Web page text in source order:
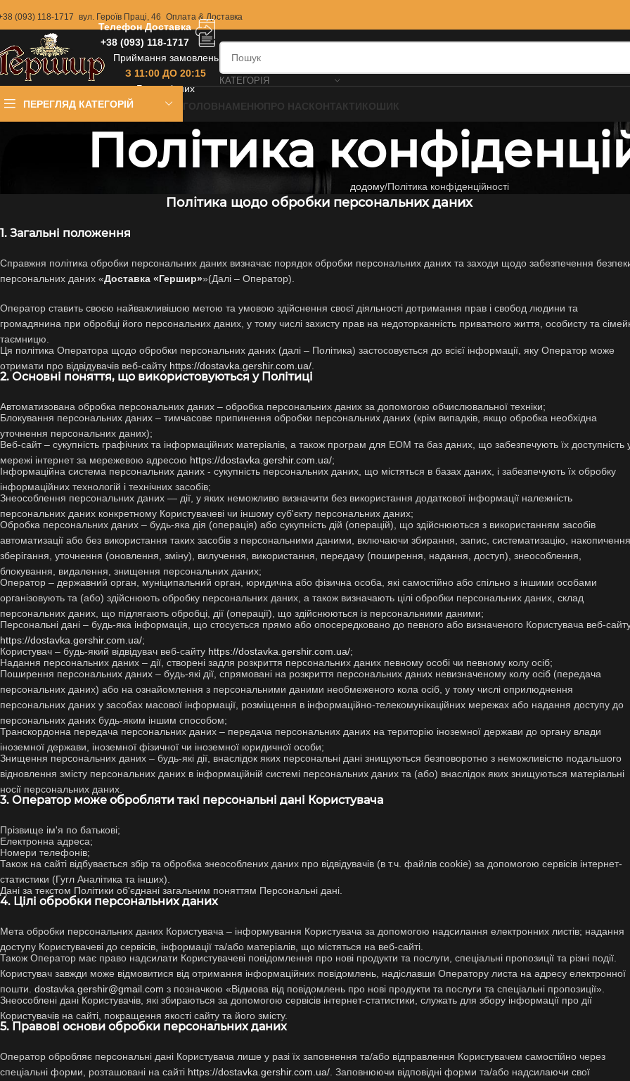
(093) 118-1717 вул. Героїв Праці, 46 Оплата & Доставка
Телефон Доставка
+38 (093) 118-1717
Приймання замовлень
З 11:00 ДО 20:15
Без вихідних
КАТЕГОРІЯ
ПЕРЕГЛЯД КАТЕГОРІЙ ГОЛОВНАМЕНЮПРО НАСКОНТАКТИКОШИК
Політика
додому Політика конфіденційності
Політика щодо обробки персональних даних
1. Загальні положення
Справжня політика обробки персональних даних визначає порядок обробки персональних даних та заходи щодо забезпечення
персональних даних «Доставка «Гершир»»(Далі – Оператор).
Оператор ставить своєю найважливішою метою та умовою здійснення своєї діяльності дотримання прав і свобод людини та
громадянина при обробці його персональних даних, у тому числі захисту прав на недоторканність приватного життя, особисту та
таємницю.
Ця політика Оператора щодо обробки персональних даних (далі – Політика) застосовується до всієї інформації, яку Оператор може
отримати про відвідувачів веб-сайту https://dostavka.gershir.com.ua/
2. Основні поняття, що використовуються у Політиці
Автоматизована обробка персональних даних – обробка персональних даних за допомогою обчислювальної техніки;
Блокування персональних даних – тимчасове припинення обробки персональних даних (крім випадків, якщо обробка необхідна
уточнення персональних даних);
Веб-сайт – сукупність графічних та інформаційних матеріалів, а також програм для ЕОМ та баз даних, що забезпечують їх доступність
мережі інтернет за мережевою адресою https://dostavka.gershir.com.ua/;
Інформаційна система персональних даних - сукупність персональних даних, що містяться в базах даних, і забезпечують їх обробку
інформаційних технологій і технічних засобів;
Знеособлення персональних даних — дії, у яких неможливо визначити без використання додаткової інформації належність
персональних даних конкретному Користувачеві чи іншому суб'єкту персональних даних;
Обробка персональних даних – будь-яка дія (операція) або сукупність дій (операцій), що здійснюються з використанням засобів
автоматизації або без використання таких засобів з персональними даними, включаючи збирання, запис, систематизацію, накопичення,
зберігання, уточнення (оновлення, зміну), вилучення, використання, передачу (поширення, надання, доступ), знеособлення,
блокування, видалення, знищення персональних даних;
Оператор – державний орган, муніципальний орган, юридична або фізична особа, які самостійно або спільно з іншими особами
організовують та (або) здійснюють обробку персональних даних, а також визначають цілі обробки персональних даних, склад
персональних даних, що підлягають обробці, дії (операції), що здійснюються із персональними даними;
Персональні дані – будь-яка інформація, що стосується прямо або опосередковано до певного або визначеного Користувача веб-
https://dostavka.gershir.com.ua/;
Користувач – будь-який відвідувач веб-сайту https://dostavka.gershir.com.ua/;
Надання персональних даних – дії, створені задля розкриття персональних даних певному особі чи певному колу осіб;
Поширення персональних даних – будь-які дії, спрямовані на розкриття персональних даних невизначеному колу осіб (передача
персональних даних) або на ознайомлення з персональними даними необмеженого кола осіб, у тому числі оприлюднення
персональних даних у засобах масової інформації, розміщення в інформаційно-телекомунікаційних мережах або надання доступу до
персональних даних будь-яким іншим способом;
Транскордонна передача персональних даних – передача персональних даних на територію іноземної держави до органу влади
іноземної держави, іноземної фізичної чи іноземної юридичної особи;
Знищення персональних даних – будь-які дії, внаслідок яких персональні дані знищуються безповоротно з неможливістю подальшого
відновлення змісту персональних даних в інформаційній системі персональних даних та (або) внаслідок яких знищуються матеріальні
носії персональних даних.
3. Оператор може обробляти такі персональні дані Користувача
Прізвище ім'я по батькові;
Електронна адреса;
Номери телефонів;
Також на сайті відбувається збір та обробка знеособлених даних про відвідувачів (в т.ч. файлів cookie) за допомогою сервісів інтернет-
статистики (Гугл Аналітика та інших).
Дані за текстом Політики об'єднані загальним поняттям Персональні дані.
4. Цілі обробки персональних даних
Мета обробки персональних даних Користувача – інформування Користувача за допомогою надсилання електронних листів; надання
доступу Користувачеві до сервісів, інформації та/або матеріалів, що містяться на веб-сайті.
Також Оператор має право надсилати Користувачеві повідомлення про нові продукти та послуги, спеціальні пропозиції та різні події.
Користувач завжди може відмовитися від отримання інформаційних повідомлень, надіславши Оператору листа на адресу електронної
пошти. dostavka.gershir@gmail.com з позначкою «Відмова від повідомлень про нові продукти та послуги та спеціальні пропозиції».
Знеособлені дані Користувачів, які збираються за допомогою сервісів інтернет-статистики, служать для збору інформації про дії
Користувачів на сайті, покращення якості сайту та його змісту.
5. Правові основи обробки персональних даних
Оператор обробляє персональні дані Користувача лише у разі їх заповнення та/або відправлення Користувачем самостійно через
спеціальні форми, розташовані на сайті https://dostavka.gershir.com.ua/ . Заповнюючи відповідні форми та/або надсилаючи свої